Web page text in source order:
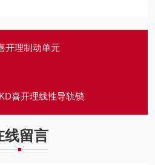
开理制动单元
喜开理线性导轨锁
线留言